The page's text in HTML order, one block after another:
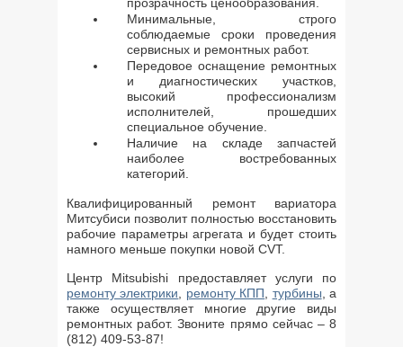
Минимальные, строго
соблюдаемые сроки проведения
сервисных и ремонтных работ.
Передовое оснащение ремонтных
и диагностических участков,
высокий профессионализм
исполнителей, прошедших
специальное обучение.
Наличие на складе запчастей
наиболее востребованных
категорий.
Квалифицированный ремонт вариатора
Митсубиси позволит полностью восстановить
рабочие параметры агрегата и будет стоить
намного меньше покупки новой CVT.
Центр Mitsubishi предоставляет услуги по
ремонту электрики
ремонту КПП турбины , а
также осуществляет многие другие виды
ремонтных работ. Звоните прямо сейчас – 8
(812) 409-53-87!